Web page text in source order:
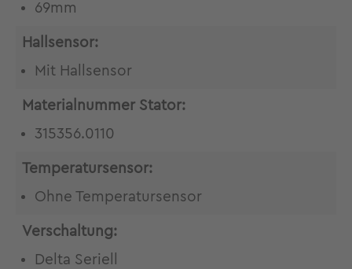
69mm
Hallsensor:
Mit Hallsensor
Materialnummer Stator:
315356.0110
Temperatursensor:
Ohne Temperatursensor
Verschaltung:
Delta Seriell